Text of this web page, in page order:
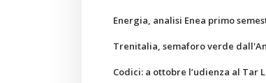
Energia, analisi Enea primo
Trenitalia, semaforo verde
Codici: a ottobre l’udienza al Tar